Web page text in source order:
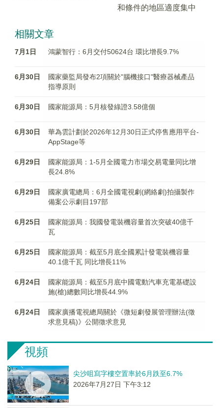
和條件的地區適度集中
相關文章
7月1日 鴻蒙智行：6月交付50624台 環比增長9.7%
6月30日
國家藥監局發布2項關於"腦機接口"醫療器械產品
指導原則
6月30日 國家能源局：5月核發綠證3.58億個
6月30日
華為雲計劃於2026年12月30日正式停售應用平台-
AppStage等
6月29日
國家能源局：1-5月全國電力市場交易電量同比增
長24.8%
6月29日
國家廣電總局：6月全國電視劇(網絡劇)拍攝製作
備案公示劇目197部
6月25日
國家能源局：我國發電裝機容量首次突破40億千
瓦
6月25日
國家能源局：截至5月底全國累計發電裝機容量
40.1億千瓦 同比增長11%
6月24日
國家能源局：截至5月底中國電動汽車充電基礎設
施(槍)總數同比增長44.9%
6月24日
國家廣播電視總局關於《微短劇發展管理辦法(徵
求意見稿)》公開徵求意見
視頻
尖沙咀寫字樓空置率於6月跌至6.7%
2026年7月27日 下午3:12